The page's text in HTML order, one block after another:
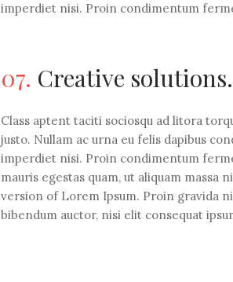
imperdiet nisi. Proin condimentum
07. Creative solutions.
Class aptent taciti sociosqu ad litora
justo. Nullam ac urna eu felis dapibus
imperdiet nisi. Proin condimentum
mauris egestas quam, ut aliquam massa
version of Lorem Ipsum. Proin gravida
bibendum auctor, nisi elit consequat